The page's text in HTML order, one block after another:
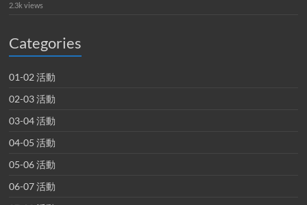
2.3k views
Categories
01-02 活動
02-03 活動
03-04 活動
04-05 活動
05-06 活動
06-07 活動